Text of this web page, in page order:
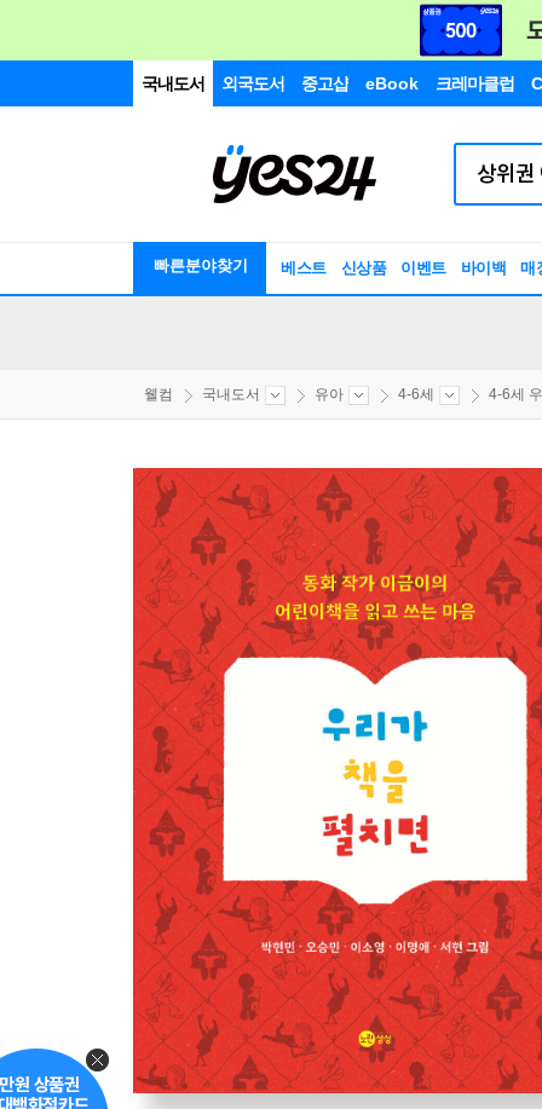
국내도서 외국도서 중고샵 eBook 크레마클럽
빠른분야찾기 베스트 신상품 이벤트 바이백 매
웰컴 국내도서 유아 4-6세 4-6세